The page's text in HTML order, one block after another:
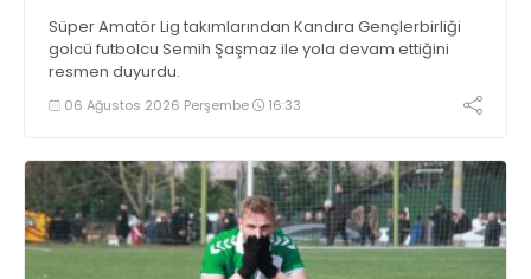
Süper Amatör Lig takımlarından Kandıra Gençlerbirliği
golcü futbolcu Semih Şaşmaz ile yola devam ettiğini
resmen duyurdu.
06 Ağustos 2026 Perşembe 16:33